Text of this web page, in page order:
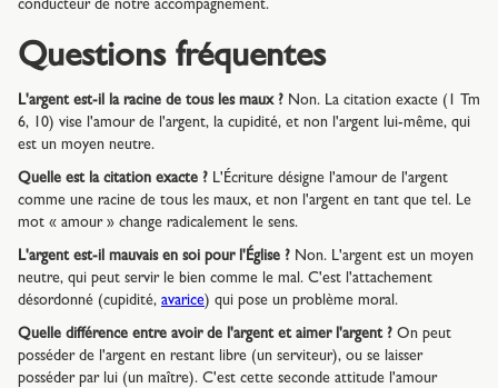
conducteur de notre accompagnement.
Questions fréquentes
L'argent est-il la racine de tous les maux ? Non. La citation exacte (1 Tm
6, 10) vise l'amour de l'argent, la cupidité, et non l'argent lui-même, qui
est un moyen neutre.
Quelle est la citation exacte ? L'Écriture désigne l'amour de l'argent
comme une racine de tous les maux, et non l'argent en tant que tel. Le
mot « amour » change radicalement le sens.
L'argent est-il mauvais en soi pour l'Église ? Non. L'argent est un moyen
neutre, qui peut servir le bien comme le mal. C'est l'attachement
désordonné (cupidité, avarice) qui pose un problème moral.
Quelle différence entre avoir de l'argent et aimer l'argent ? On peut
posséder de l'argent en restant libre (un serviteur), ou se laisser
posséder par lui (un maître). C'est cette seconde attitude l'amour